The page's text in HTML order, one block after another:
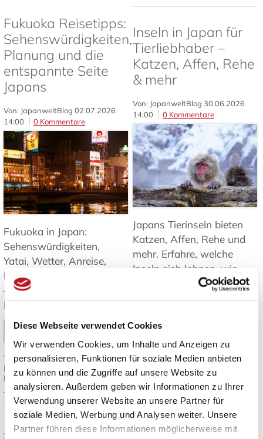
Diese Webseite verwendet Cookies
Wir verwenden Cookies, um Inhalte und Anzeigen zu
personalisieren, Funktionen für soziale Medien anbieten
zu können und die Zugriffe auf unsere Website zu
analysieren. Außerdem geben wir Informationen zu Ihrer
Verwendung unserer Website an unsere Partner für
soziale Medien, Werbung und Analysen weiter. Unsere
Partner führen diese Informationen möglicherweise mit
Fukuoka Reisetipps:
Sehenswürdigkeiten,
Planung und die
entspannte Seite
Japans
Von: JapanweltBlog 02.07.2026
14:00
0 Kommentare
Fukuoka in Japan:
Sehenswürdigkeiten,
Yatai, Wetter, Anreise,
Inseln und Tagesausflüge
– Tipps für Ihre Reise nach
Kyushu. ➤
Mehr lesen
Tags: Fukuoka Reisetipps,
Fukuoka Sehenswürdigkeiten,
Kyushu Reise, Yatai Streetfood
Japan Reiseplanung
Inseln in Japan für
Tierliebhaber –
Katzen, Affen, Rehe
& mehr
Von: JapanweltBlog 30.06.2026
14:00
0 Kommentare
Japans Tierinseln bieten
Katzen, Affen, Rehe und
mehr. Erfahre, welche
Inseln sich lohnen, wie
man hinkommt und was
es zu beachten gibt ➤
Mehr lesen
Japan Inseln,
Tierbeobachtung Japan,
Katzeninseln Japan,Japan
Reiseziele
Natur und Tiere in
Japan
Japanisches Design: Die besten